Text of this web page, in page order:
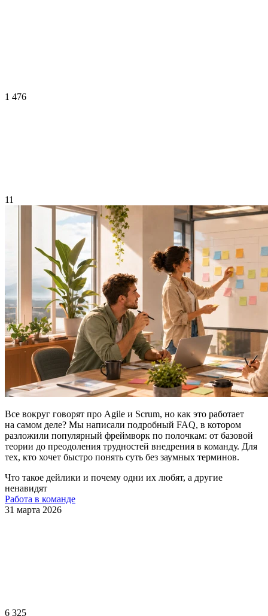
1 476
11
Все вокруг говорят про Agile и Scrum, но как это работает
на самом деле? Мы написали подробный FAQ, в котором
разложили популярный фреймворк по полочкам: от базовой
теории до преодоления трудностей внедрения в команду. Для
тех, кто хочет быстро понять суть без заумных терминов.
Что такое дейлики и почему одни их любят, а другие
ненавидят
Работа в команде
31 марта 2026
6 325